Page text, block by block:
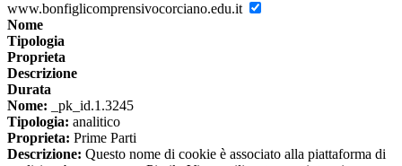
www.bonfiglicomprensivocorciano.edu.it
Nome
Tipologia
Proprieta
Descrizione
Durata
Nome: _pk_id.1.3245
Tipologia: analitico
Proprieta: Prime Parti
Descrizione: Questo nome di cookie è associato alla piattaforma di